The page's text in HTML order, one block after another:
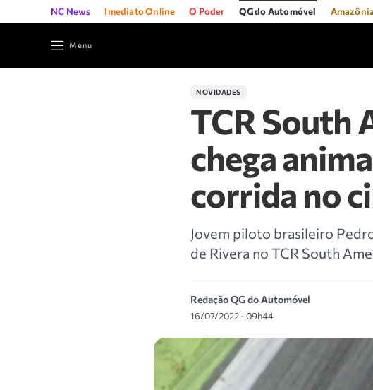
NC News Imediato Online O Poder QG do Automóvel
Menu
NOVIDADES
TCR South
chega
corrida no
Jovem piloto brasileiro
de Rivera no TCR South
Redação QG do Automóvel
16/07/2022 - 09h44